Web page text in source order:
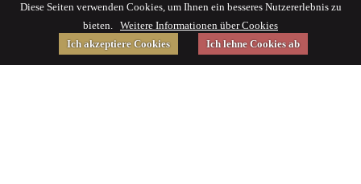
Diese Seiten verwenden Cookies, um Ihnen ein besseres Nutzererlebnis zu
bieten. Weitere Informationen über Cookies
Ich akzeptiere Cookies
Ich lehne Cookies ab